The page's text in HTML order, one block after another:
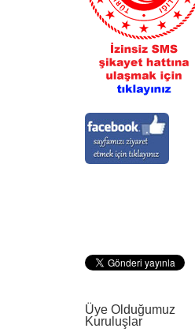
Üye Olduğumuz
Kuruluşlar